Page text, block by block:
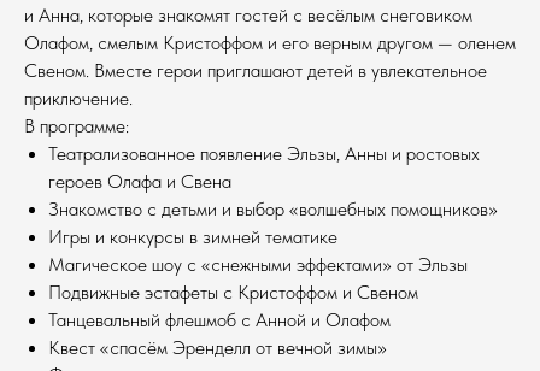
и Анна, которые знакомят гостей с весёлым снеговиком
Олафом, смелым Кристоффом и его верным другом — оленем
Свеном. Вместе герои приглашают детей в увлекательное
приключение.
В программе:
Театрализованное появление Эльзы, Анны и ростовых
героев Олафа и Свена
Знакомство с детьми и выбор «волшебных помощников»
Игры и конкурсы в зимней тематике
Магическое шоу с «снежными эффектами» от Эльзы
Подвижные эстафеты с Кристоффом и Свеном
Танцевальный флешмоб с Анной и Олафом
Квест «спасём Эренделл от вечной зимы»